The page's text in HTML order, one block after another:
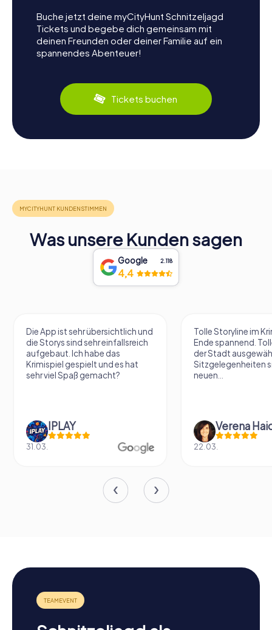
Buche jetzt deine myCityHunt Schnitzeljagd
Tickets und begebe dich gemeinsam mit
deinen Freunden oder deiner Familie auf ein
spannendes Abenteuer!
Tickets buchen
Was unsere Kunden sagen
Google 2.118
4,4
Die App ist sehr übersichtlich und
die Storys sind sehr einfallsreich
aufgebaut. Ich habe das
Krimispiel gespielt und es hat
sehr viel Spaß gemacht?
IPLAY
31.03.
Tolle Storyline im
Ende spannend.
der Stadt
Sitzgelegenheiten
neuen...
22.03.